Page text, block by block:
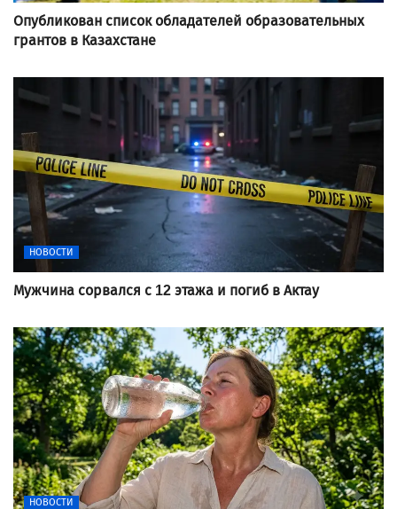
Опубликован список обладателей образовательных
грантов в Казахстане
НОВОСТИ
Мужчина сорвался с 12 этажа и погиб в Актау
НОВОСТИ